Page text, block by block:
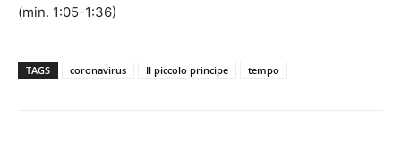
(min. 1:05-1:36)
TAGS coronavirus Il piccolo principe tempo